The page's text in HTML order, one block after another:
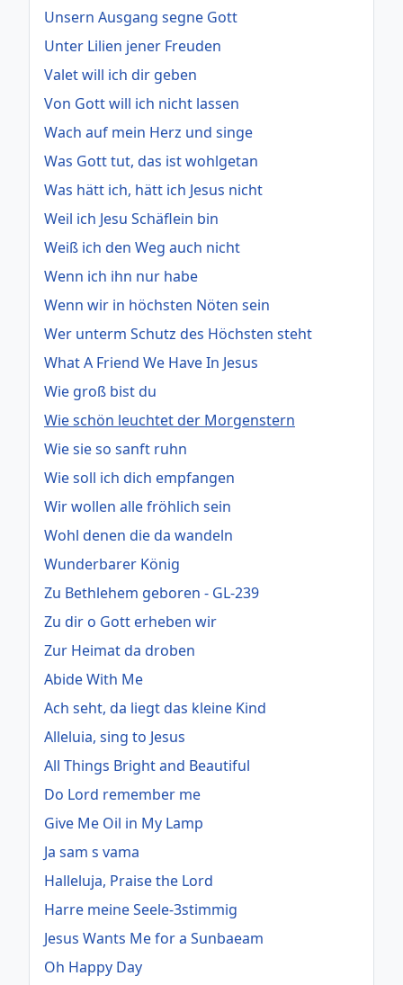
Unsern Ausgang segne Gott
Unter Lilien jener Freuden
Valet will ich dir geben
Von Gott will ich nicht lassen
Wach auf mein Herz und singe
Was Gott tut, das ist wohlgetan
Was hätt ich, hätt ich Jesus nicht
Weil ich Jesu Schäflein bin
Weiß ich den Weg auch nicht
Wenn ich ihn nur habe
Wenn wir in höchsten Nöten sein
Wer unterm Schutz des Höchsten steht
What A Friend We Have In Jesus
Wie groß bist du
Wie schön leuchtet der Morgenstern
Wie sie so sanft ruhn
Wie soll ich dich empfangen
Wir wollen alle fröhlich sein
Wohl denen die da wandeln
Wunderbarer König
Zu Bethlehem geboren - GL-239
Zu dir o Gott erheben wir
Zur Heimat da droben
Abide With Me
Ach seht, da liegt das kleine Kind
Alleluia, sing to Jesus
All Things Bright and Beautiful
Do Lord remember me
Give Me Oil in My Lamp
Ja sam s vama
Halleluja, Praise the Lord
Harre meine Seele-3stimmig
Jesus Wants Me for a Sunbaeam
Oh Happy Day